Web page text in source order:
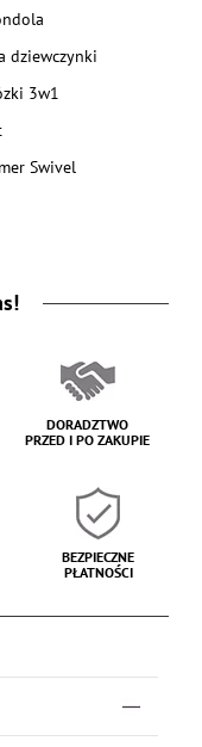
dziewczynki
3w1
Swivel
DORADZTWO
PRZED I PO ZAKUPIE
BEZPIECZNE
PŁATNOŚCI